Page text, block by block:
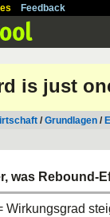
Feedback
is just
/Grundlagen /
was Rebound-
Wirkungsgrad